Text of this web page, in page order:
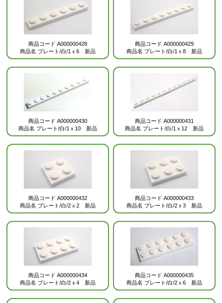
商品コード A000000428
商品名 プレート/白/1ｘ6 新品
商品コード A000000429
商品名 プレート/白/1ｘ8 新品
商品コード A000000430
商品名 プレート/白/1ｘ10 新品
商品コード A000000431
商品名 プレート/白/1ｘ12 新品
商品コード A000000432
商品名 プレート/白/2ｘ2 新品
商品コード A000000433
商品名 プレート/白/2ｘ3 新品
商品コード A000000434
商品名 プレート/白/2ｘ4 新品
商品コード A000000435
商品名 プレート/白/2ｘ6 新品